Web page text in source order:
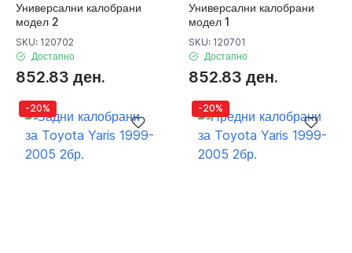
Универсални калобрани
модел 2
SKU: 120702
Достапно
852.83 ден.
Универсални калобрани
модел 1
SKU: 120701
Достапно
852.83 ден.
-20% -20%